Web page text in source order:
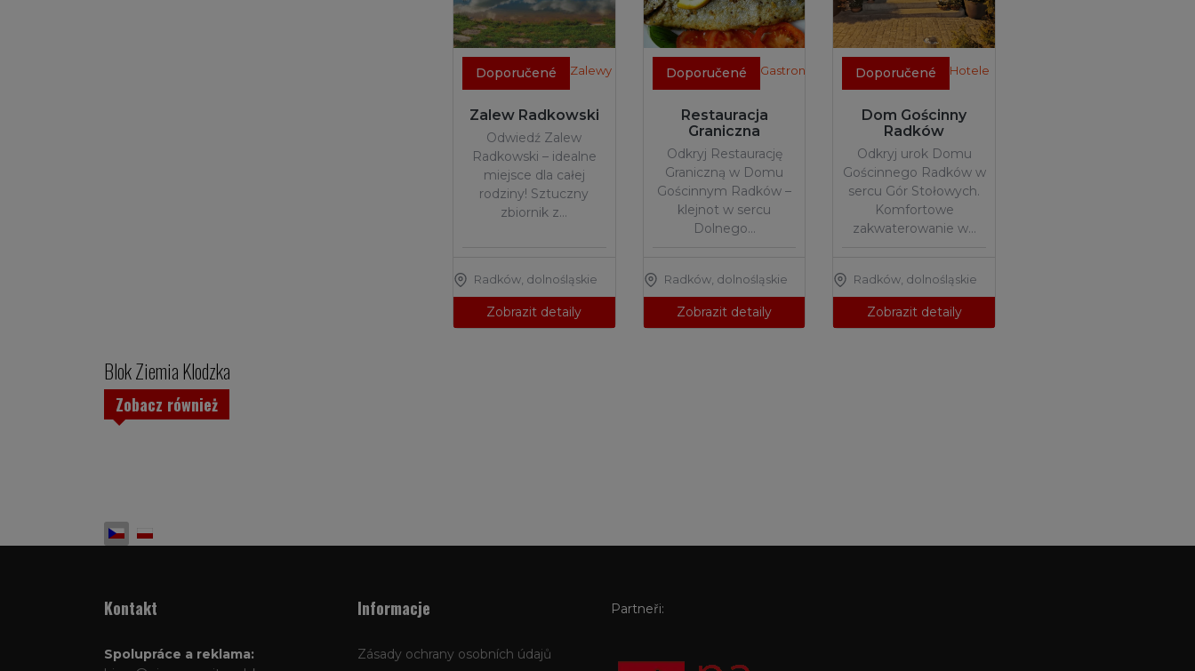
Doporučené Zalewy
Zalew Radkowski
Odwiedź Zalew
Radkowski – idealne
miejsce dla całej
rodziny! Sztuczny
zbiornik z…
Radków, dolnośląskie
Zobrazit detaily
Doporučené Gastronomia
Restauracja
Graniczna
Odkryj Restaurację
Graniczną w Domu
Gościnnym Radków –
klejnot w sercu
Dolnego…
Radków, dolnośląskie
Zobrazit detaily
Doporučené Hotele
Dom Gościnny
Radków
Odkryj urok Domu
Gościnnego Radków w
sercu Gór Stołowych.
Komfortowe
zakwaterowanie w…
Radków, dolnośląskie
Zobrazit detaily
Blok Ziemia Klodzka
Zobacz również
Zvolte jazyk
Kontakt
Spolupráce a reklama:
Informacje
Zásady ochrany osobních údajů
Partneři: